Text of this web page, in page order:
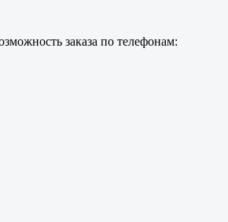
заказа по телефонам: